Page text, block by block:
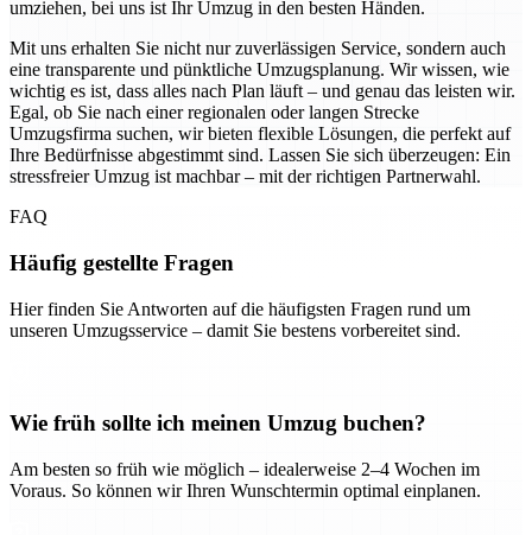
umziehen, bei uns ist Ihr Umzug in den besten Händen.
Mit uns erhalten Sie nicht nur zuverlässigen Service, sondern auch
eine transparente und pünktliche Umzugsplanung. Wir wissen, wie
wichtig es ist, dass alles nach Plan läuft – und genau das leisten wir.
Egal, ob Sie nach einer regionalen oder langen Strecke
Umzugsfirma suchen, wir bieten flexible Lösungen, die perfekt auf
Ihre Bedürfnisse abgestimmt sind. Lassen Sie sich überzeugen: Ein
stressfreier Umzug ist machbar – mit der richtigen Partnerwahl.
FAQ
Häufig gestellte Fragen
Hier finden Sie Antworten auf die häufigsten Fragen rund um
unseren Umzugsservice – damit Sie bestens vorbereitet sind.
Wie früh sollte ich meinen Umzug buchen?
Am besten so früh wie möglich – idealerweise 2–4 Wochen im
Voraus. So können wir Ihren Wunschtermin optimal einplanen.